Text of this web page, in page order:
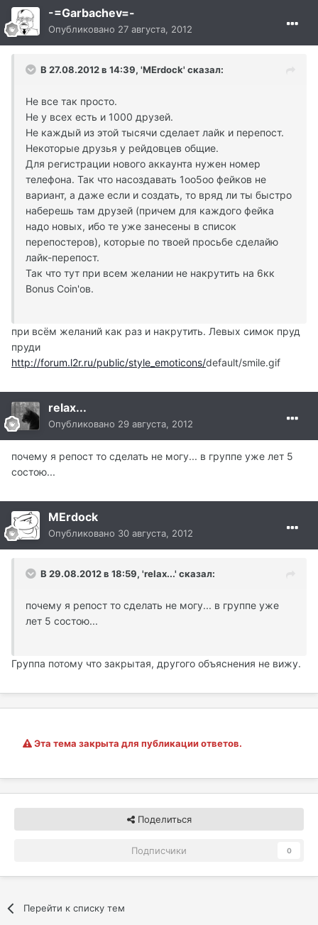
-=Garbachev=-
Опубликовано 27 августа, 2012
В 27.08.2012 в 14:39, 'MErdock' сказал:
Не все так просто.
Не у всех есть и 1000 друзей.
Не каждый из этой тысячи сделает лайк и перепост.
Некоторые друзья у рейдовцев общие.
Для регистрации нового аккаунта нужен номер
телефона. Так что насоздавать 1оо5оо фейков не
вариант, а даже если и создать, то вряд ли ты быстро
наберешь там друзей (причем для каждого фейка
надо новых, ибо те уже занесены в список
перепостеров), которые по твоей просьбе сделайю
лайк-перепост.
Так что тут при всем желании не накрутить на 6кк
Bonus Coin'ов.
при всём желаний как раз и накрутить. Левых симок пруд
пруди
http://forum.l2r.ru/public/style_emoticons/default/smile.gif
relax...
Опубликовано 29 августа, 2012
почему я репост то сделать не могу... в группе уже лет 5
состою...
MErdock
Опубликовано 30 августа, 2012
В 29.08.2012 в 18:59, 'relax...' сказал:
почему я репост то сделать не могу... в группе уже
лет 5 состою...
Группа потому что закрытая, другого объяснения не вижу.
Эта тема закрыта для публикации ответов.
Поделиться
Подписчики 0
Перейти к списку тем